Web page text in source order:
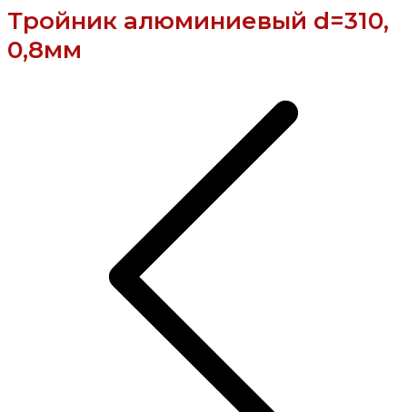
Тройник алюминиевый d=310,
0,8мм